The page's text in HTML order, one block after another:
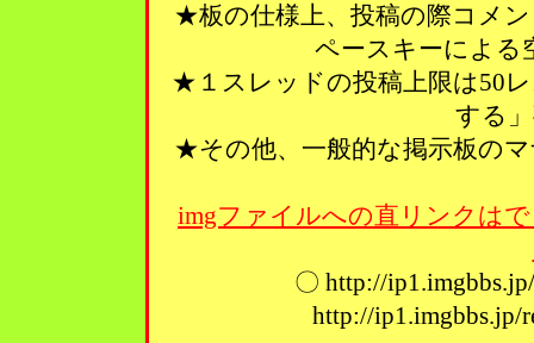
★板の仕様上、投稿の際コメ
ペースキーによる
★１スレッドの投稿上限は50
する
★その他、一般的な掲示板の
imgファイルへの直リンクは
〇 http://
http://